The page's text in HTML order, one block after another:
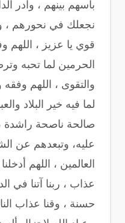
بأسهم بينهم ، وادر
نجعلك في نحورهم ،
قوي يا عزيز ، اللهم
الحرمين لما تحبه
والتقوى ، اللهم وفقه
لما فيه خير البلاد
صالحة ناصحة راشدة
عليه، وتبعدهم عن
العالمين ، اللهم
عذاب ، ربنا آتنا في
حسنة ، وقنا عذاب